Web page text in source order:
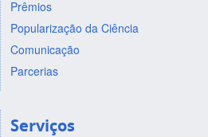
Prêmios
Popularização da Ciência
Comunicação
Parcerias
Serviços